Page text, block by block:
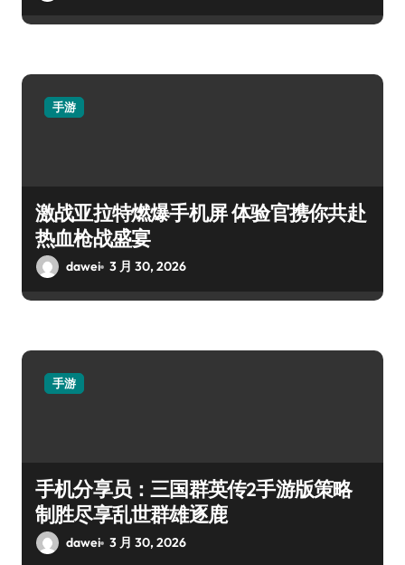
手游
激战亚拉特燃爆手机屏 体验官携你共赴
热血枪战盛宴
dawei 3 月 30, 2026
手游
手机分享员：三国群英传2手游版策略
制胜尽享乱世群雄逐鹿
dawei 3 月 30, 2026